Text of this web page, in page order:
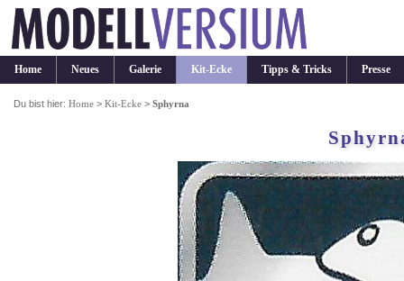
Home Neues Galerie Kit-Ecke Tipps & Tricks Presse
Du bist hier:Home >Kit-Ecke >Sphyrna